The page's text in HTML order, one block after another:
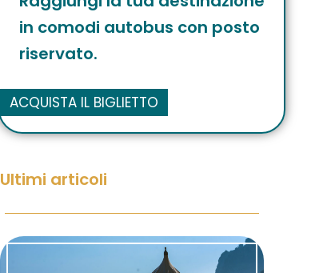
in comodi autobus con posto
riservato.
ACQUISTA IL BIGLIETTO
Ultimi articoli